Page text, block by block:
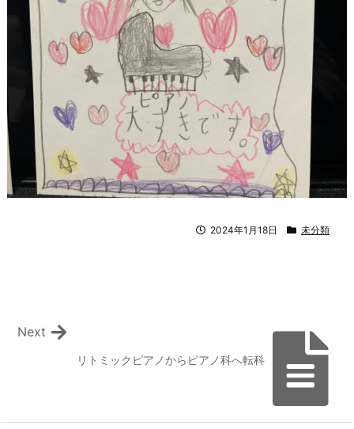
2024年1月18日 未分類
リトミックピアノからピアノ科へ転科
Next